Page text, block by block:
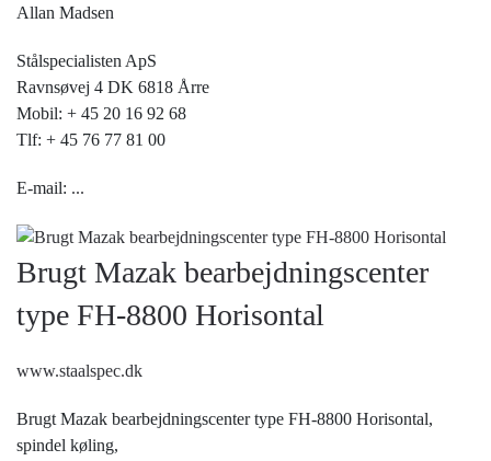
Allan Madsen
Stålspecialisten ApS
Ravnsøvej 4 DK 6818 Årre
Mobil: + 45 20 16 92 68
Tlf: + 45 76 77 81 00
E-mail: ...
Brugt Mazak bearbejdningscenter
type FH-8800 Horisontal
www.staalspec.dk
Brugt Mazak bearbejdningscenter type FH-8800 Horisontal,
spindel køling,